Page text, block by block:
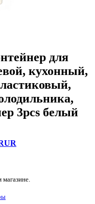
для
кухонный,
3pcs белый